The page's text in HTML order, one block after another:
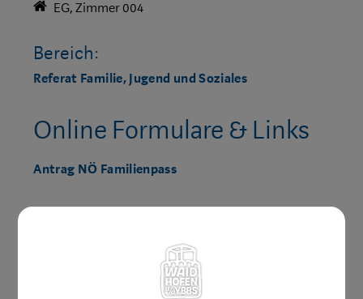
EG, Zimmer 004
Bereich:
Referat Familie, Jugend und Soziales
Online Formulare & Links
Antrag NÖ Familienpass